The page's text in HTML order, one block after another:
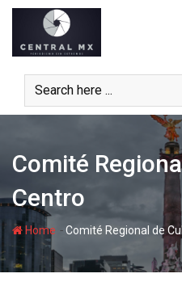
Skip
content
Comité
Centro
Home -Comité Regional de